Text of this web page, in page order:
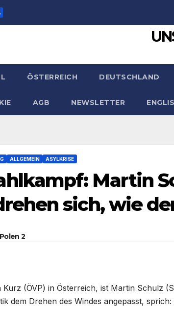
ÖSTERREICH DEUTSCHLAND
AGB NEWSLETTER
ALLGEMEIN ASYLKRISE
Martin
sich, wie
2
Kurz (ÖVP) in Österreich, ist Martin Schulz
dem Drehen des Windes angepasst,